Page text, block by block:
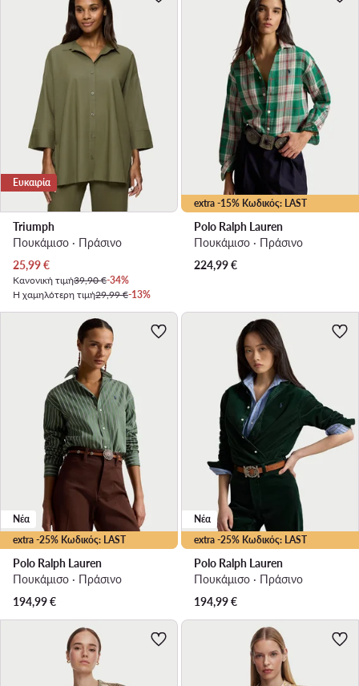
Ευκαιρία
Triumph
Πουκάμισο · Πράσινο
Τρέχουσα τιμή
25,99€
Κανονική τιμή39,90 €-34%
Η χαμηλότερη τιμή29,99 €-13%
extra -15% Κωδικός: LAST
Polo Ralph Lauren
Πουκάμισο · Πράσινο
224,99€
extra -25% Κωδικός: LAST
Νέα
Polo Ralph Lauren
Πουκάμισο · Πράσινο
194,99€
extra -25% Κωδικός: LAST
Νέα
Polo Ralph Lauren
Πουκάμισο · Πράσινο
194,99€